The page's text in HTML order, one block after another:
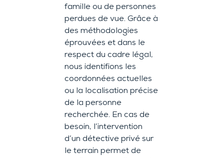
famille ou de personnes
perdues de vue. Grâce à
des méthodologies
éprouvées et dans le
respect du cadre légal,
nous identifions les
coordonnées actuelles
ou la localisation précise
de la personne
recherchée. En cas de
besoin, l’intervention
d’un détective privé sur
le terrain permet de